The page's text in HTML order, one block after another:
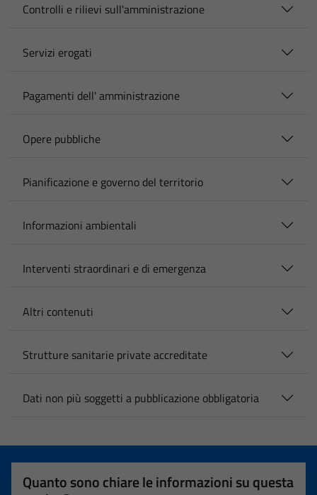
Controlli e rilievi sull'amministrazione
Servizi erogati
Pagamenti dell' amministrazione
Opere pubbliche
Pianificazione e governo del territorio
Informazioni ambientali
Interventi straordinari e di emergenza
Altri contenuti
Strutture sanitarie private accreditate
Dati non più soggetti a pubblicazione obbligatoria
Quanto sono chiare le informazioni su questa